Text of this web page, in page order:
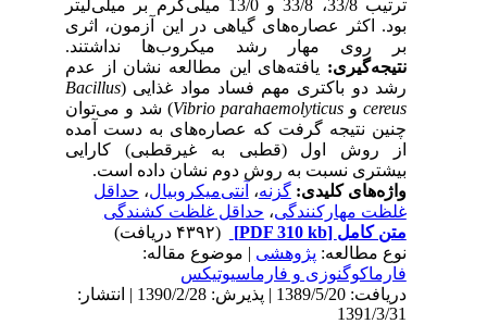
ترتیب 33/8، 33/8 و 13/0 میلی‌گرم بر میلی‌لیتر
بود. اکثر عصاره‌های گیاهی در این آزمون، اثری
بر روی مهار رشد میکروب‌ها نداشتند.
نتیجه‌گیری:یافته‌های این مطالعه نشان از عدم
رشد دو باکتری مهم فساد مواد غذایی (Bacillus
cereusو‌Vibrio parahaemolyticus) شد و می‌توان
چنین نتیجه گرفت که عصاره‌های به دست آمده
از روش اول (قطبی به غیرقطبی) کارایی
بیشتری نسبت به روش دوم نشان داده است.‌
واژه‌های کلیدی:گزنه، آنتی‌میکروبیال،حداقل
غلظت مهارکنندگی،حداقل غلظت کشندگی
متن کامل[PDF 310 kb]
(۴۳۹۲ دریافت)
نوع مطالعه:پژوهشی| موضوع مقاله:
فارماكوگنوزی و فارماسيوتيكس
دریافت: 1389/5/20 | پذیرش: 1390/2/28 | انتشار:
1391/3/31